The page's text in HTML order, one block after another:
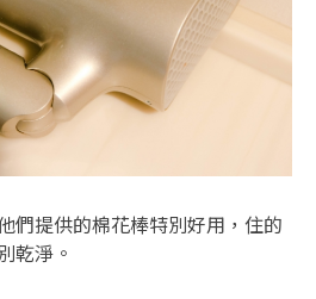
們提供的棉花棒特別好用，住的
乾淨。